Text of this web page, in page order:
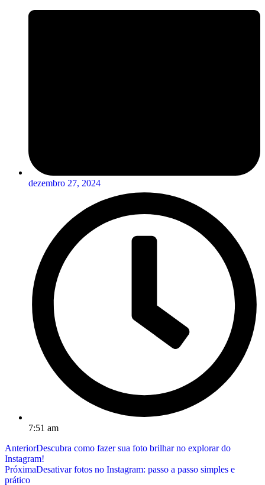
dezembro 27, 2024
7:51 am
AnteriorDescubra como fazer sua foto brilhar no explorar do
Instagram!
PróximaDesativar fotos no Instagram: passo a passo simples e
prático